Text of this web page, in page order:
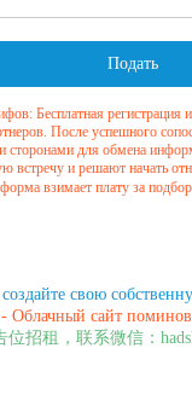
Подать
Бесплатная регистрация
После успешного
сторонами для обмена
встречу и решают начать
взимает плату за
свою
Облачный сайт
位招租，联系微信：